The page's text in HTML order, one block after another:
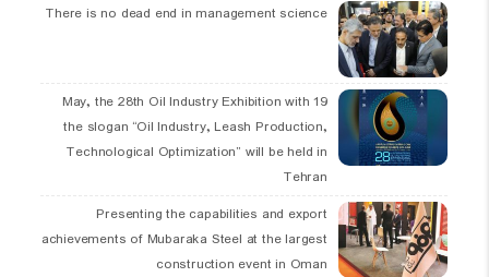
There is no dead end in management science
19 May, the 28th Oil Industry Exhibition with
the slogan “Oil Industry, Leash Production,
Technological Optimization” will be held in
Tehran
Presenting the capabilities and export
achievements of Mubaraka Steel at the largest
construction event in Oman